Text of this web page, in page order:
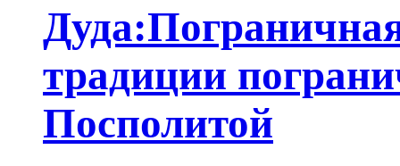
традиции
Посполитой